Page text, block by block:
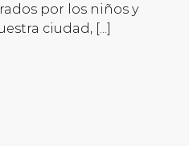
por los niños y
ciudad, [...]